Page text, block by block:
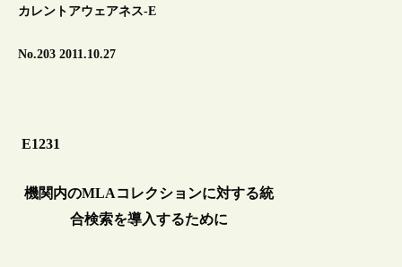
カレントアウェアネス-E
No.203 2011.10.27
E1231
機関内のMLAコレクションに対する統
合検索を導入するために